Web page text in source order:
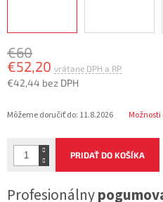
€60
€52,20
€42,44 bez DPH
cena:
Môžeme doručiť do: 11.8.2026
PRIDAŤ DO KOŠÍKA
Profesionálny